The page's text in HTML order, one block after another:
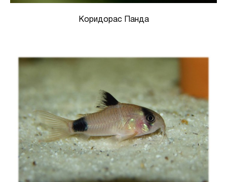
Коридорас Панда